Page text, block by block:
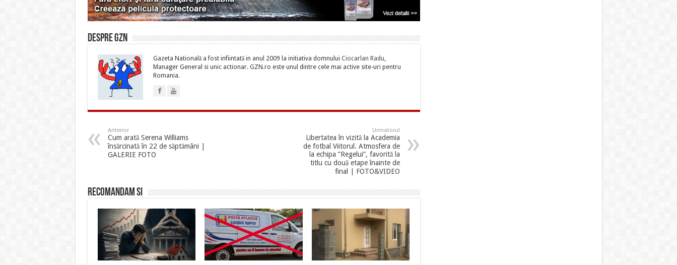
Despre gzn
Gazeta Natională a fost infiintată in anul 2009 la initiativa domnului Ciocarlan Radu,
Manager General si unic actionar. GZN.ro este unul dintre cele mai active site-uri pentru
Romania.
Anterior
Cum arată Serena Williams
însărcinată în 22 de săptămâni |
GALERIE FOTO
Urmatorul
Libertatea în vizită la Academia
de fotbal Viitorul. Atmosfera de
la echipa ”Regelui”, favorită la
titlu cu două etape înainte de
final | FOTO&VIDEO
Recomandam si